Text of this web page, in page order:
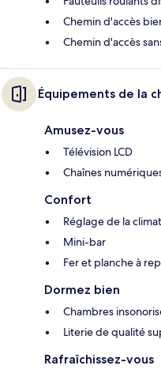
Chemin d'accès
Chemin d'accès
Équipements de la
Amusez-vous
Télévision LCD
Chaînes
Confort
Réglage de la
Mini-bar
Fer et planche à
Dormez bien
Chambres
Literie de qualité
Rafraîchissez-vous